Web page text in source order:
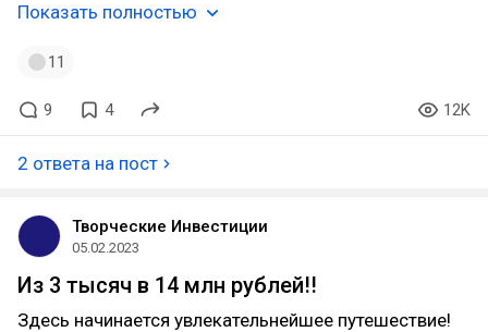
Показать полностью
11
9 4 12K
2 ответа на пост
Творческие Инвестиции
05.02.2023
Из 3 тысяч в 14 млн рублей!!
Здесь начинается увлекательнейшее путешествие!